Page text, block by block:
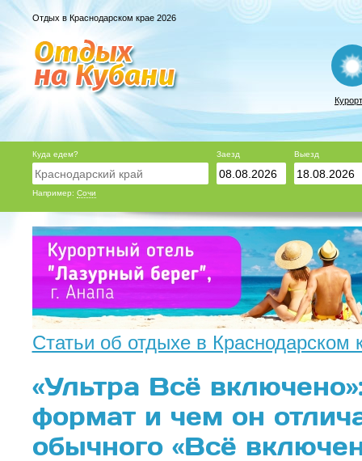
Отдых в Краснодарском крае 2026
Куда едем?
Например: Сочи
Заезд Выезд
Статьи об отдыхе в Краснодарском
«Ультра Всё
формат и чем он
обычного «Всё